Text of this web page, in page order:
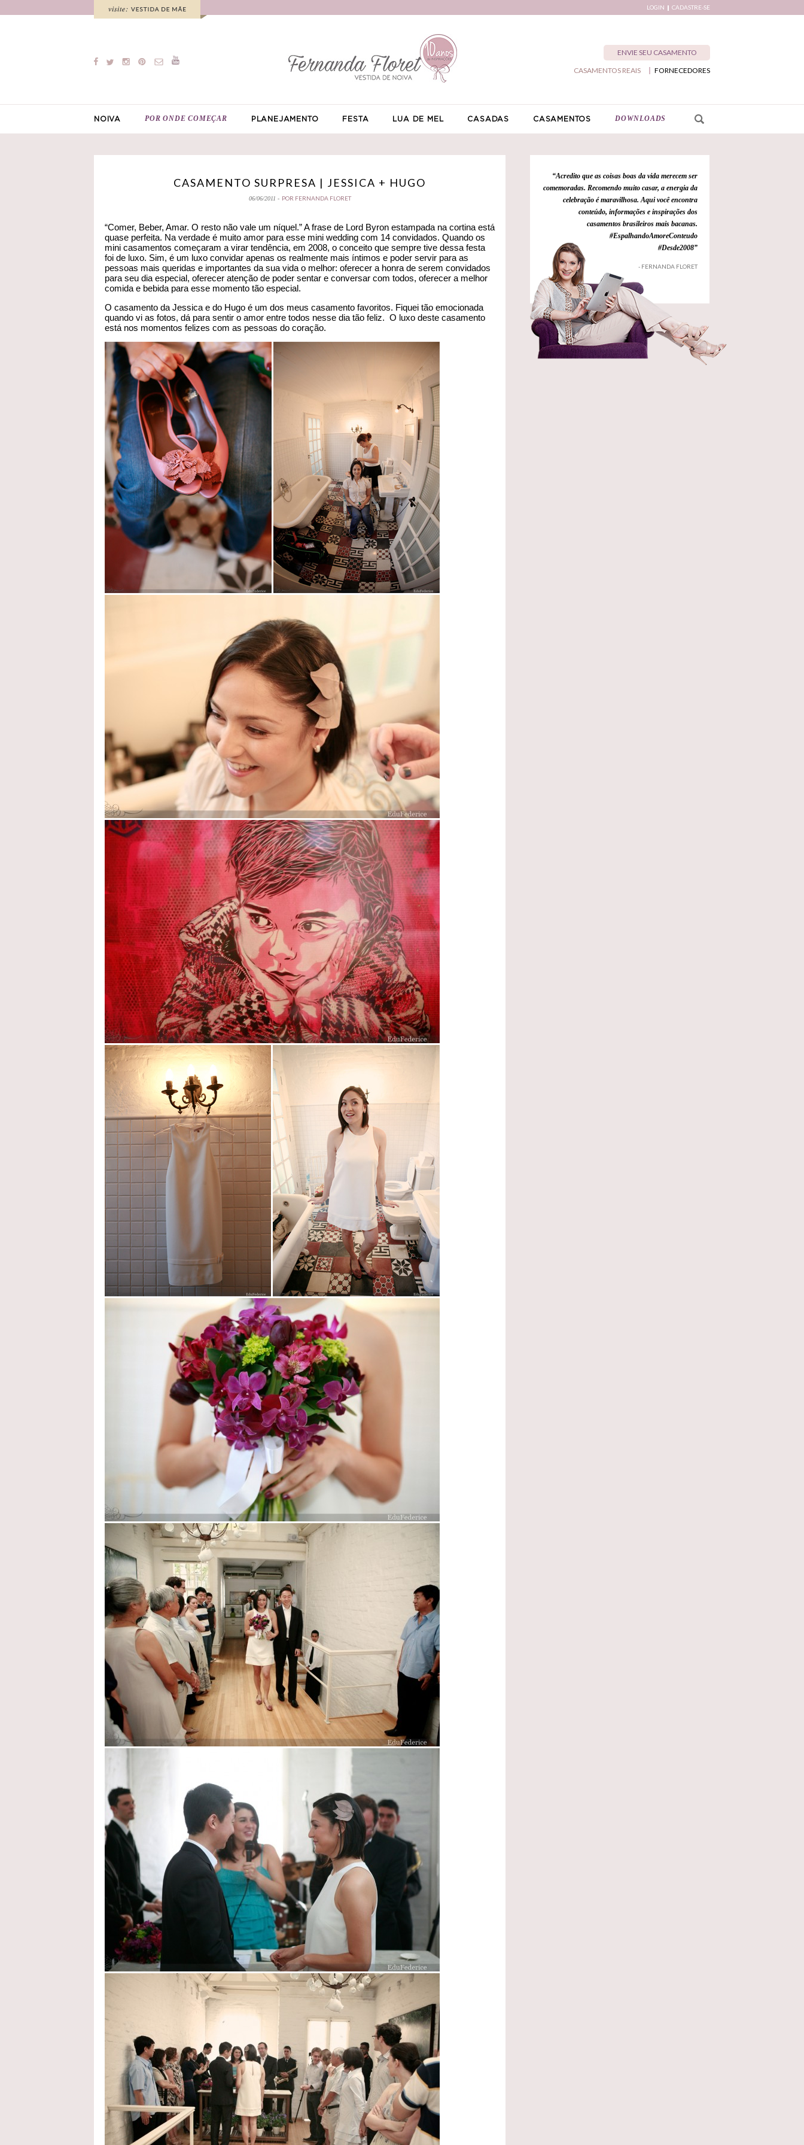
LOGIN CADASTRE-SE
ENVIE SEU CASAMENTO
FORNECEDORES
CASAMENTOS REAIS
NOIVA POR ONDE COMEÇAR PLANEJAMENTO FESTA LUA DE MEL CASADAS CASAMENTOS DOWNLOADS
CASAMENTO SURPRESA | JESSICA + HUGO
06/06/2011 - POR FERNANDA FLORET
“Comer, Beber, Amar. O resto não vale um níquel.” A frase de Lord Byron estampada na cortina está
quase perfeita. Na verdade é muito amor para esse mini wedding com 14 convidados. Quando os
mini casamentos começaram a virar tendência, em 2008, o conceito que sempre tive dessa festa
foi de luxo. Sim, é um luxo convidar apenas os realmente mais íntimos e poder servir para as
pessoas mais queridas e importantes da sua vida o melhor: oferecer a honra de serem convidados
para seu dia especial, oferecer atenção de poder sentar e conversar com todos, oferecer a melhor
comida e bebida para esse momento tão especial.
O casamento da Jessica e do Hugo é um dos meus casamento favoritos. Fiquei tão emocionada
quando vi as fotos, dá para sentir o amor entre todos nesse dia tão feliz. O luxo deste casamento
está nos momentos felizes com as pessoas do coração.
“Acredito que as coisas boas da vida merecem ser
comemoradas. Recomendo muito casar, a energia da
celebração é maravilhosa. Aqui você encontra
conteúdo, informações e inspirações dos
casamentos brasileiros mais bacanas.
#EspalhandoAmoreConteudo
#Desde2008”
- FERNANDA FLORET